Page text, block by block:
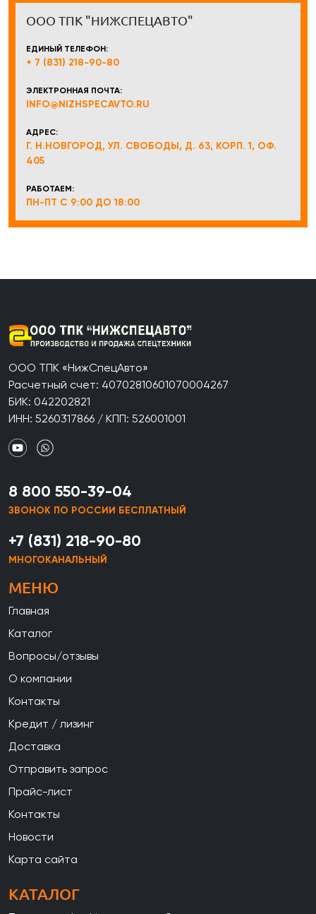
ООО ТПК "НИЖСПЕЦАВТО"
ЕДИНЫЙ ТЕЛЕФОН:
+ 7 (831) 218-90-80
ЭЛЕКТРОННАЯ ПОЧТА:
INFO@NIZHSPECAVTO.RU
АДРЕС:
Г. Н.НОВГОРОД, УЛ. СВОБОДЫ, Д. 63, КОРП. 1, ОФ.
405
РАБОТАЕМ:
ПН-ПТ С 9:00 ДО 18:00
ООО ТПК «НижСпецАвто»
Расчетный счет: 40702810601070004267
БИК: 042202821
ИНН: 5260317866 / КПП: 526001001
8 800 550-39-04
ЗВОНОК ПО РОССИИ БЕСПЛАТНЫЙ
+7 (831) 218-90-80
МНОГОКАНАЛЬНЫЙ
МЕНЮ
Главная
Каталог
Вопросы/отзывы
О компании
Контакты
Кредит / лизинг
Доставка
Отправить запрос
Прайс-лист
Контакты
Новости
Карта сайта
КАТАЛОГ